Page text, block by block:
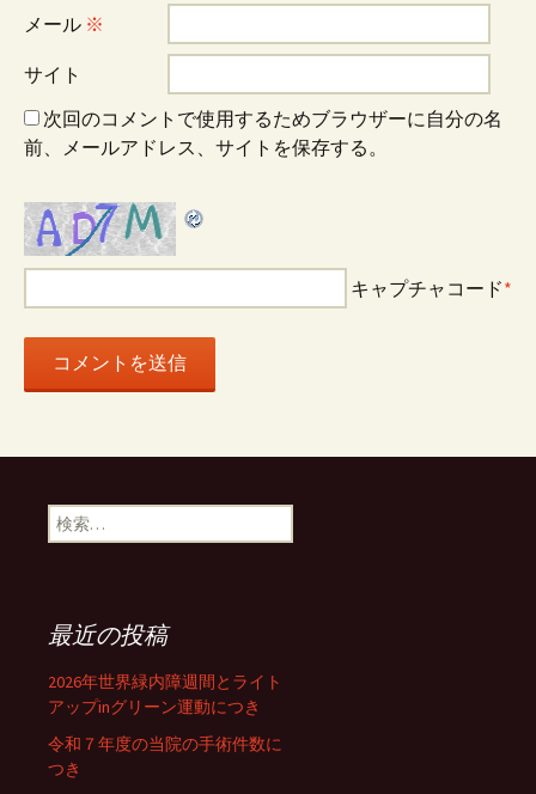
ョ
ン
メール ※
サイト
次回のコメントで使用するためブラウザーに自分の名
前、メールアドレス、サイトを保存する。
キャプチャコード*
検
索:
最近の投稿
2026年世界緑内障週間とライト
アップinグリーン運動につき
令和７年度の当院の手術件数に
つき